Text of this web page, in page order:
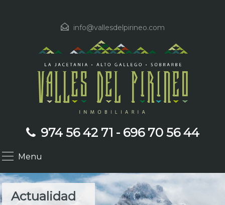
info@vallesdelpirineo.com
Menu
974 56 42 71 - 696 70 56 44
Actualidad